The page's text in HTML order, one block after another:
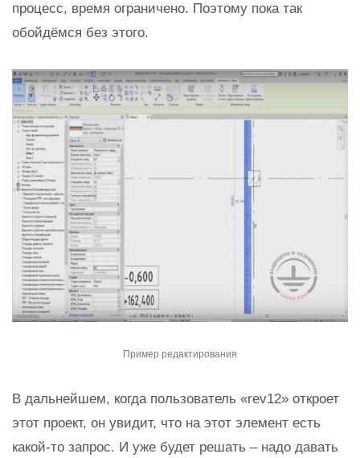
процесс, время ограничено. Поэтому пока так
обойдёмся без этого.
Пример редактирования
В дальнейшем, когда пользователь «rev12» откроет
этот проект, он увидит, что на этот элемент есть
какой-то запрос. И уже будет решать – надо давать